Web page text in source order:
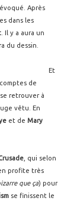
Après
dans les
. Il y a aura un
du dessin.
Et
de
retrouver à
vêtu. En
et de Mary
, qui selon
profite très
que ça) pour
se finissent le